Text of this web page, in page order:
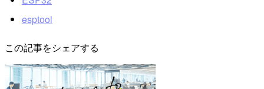
esptool
この記事をシェアする